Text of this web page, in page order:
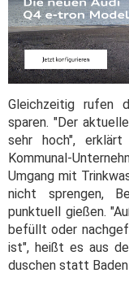
Gleichzeitig rufen
sparen. "Der
sehr hoch",
Kommunal-
Umgang mit
nicht sprengen,
punktuell gießen.
befüllt oder
ist", heißt es aus
duschen statt